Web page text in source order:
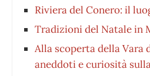
Riviera del Conero: il
Tradizioni del Natale in
Alla scoperta della Vara
aneddoti e curiosità